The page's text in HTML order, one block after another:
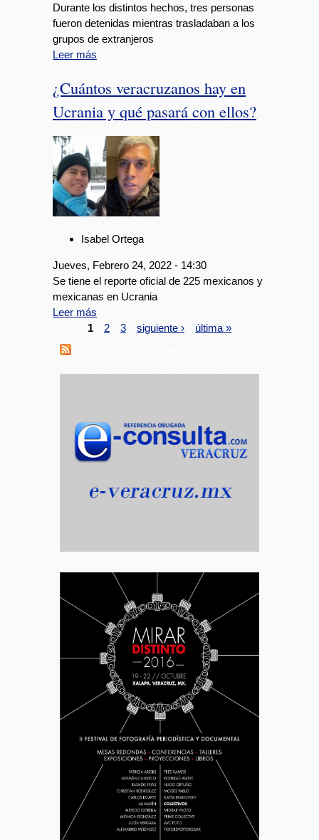
Durante los distintos hechos, tres personas
fueron detenidas mientras trasladaban a los
grupos de extranjeros
Leer más
¿Cuántos veracruzanos hay en
Ucrania y qué pasará con ellos?
Isabel Ortega
Jueves, Febrero 24, 2022 - 14:30
Se tiene el reporte oficial de 225 mexicanos y
mexicanas en Ucrania
Leer más
1
2 3 siguiente › última »